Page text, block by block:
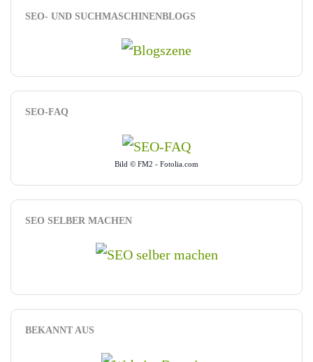
SEO- UND SUCHMASCHINENBLOGS
SEO-FAQ
Bild © FM2 - Fotolia.com
SEO SELBER MACHEN
BEKANNT AUS